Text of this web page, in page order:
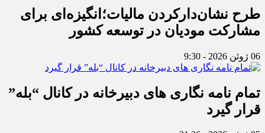
طرح نشان‌دارکردن مالیات؛انگیزه‌ای برای
مشارکت مودیان در توسعه کشور
06 ژوئن 2026 - 9:30
تمام نامه نگاری های دبیرخانه در کانال “بله”
قرار گیرد